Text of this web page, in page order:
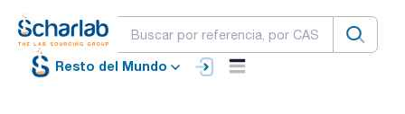
Resto del Mundo